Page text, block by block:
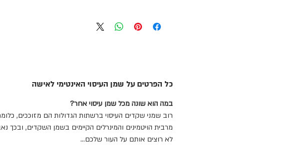
כל הפרטים על שמן העיסוי האינטימי לאישה
במה הוא שונה מכל שמן עיסוי אחר?
רוב שמני שקדים העיסוי ברשתות הגדולות הם מזוככים,
מרבית הויטמינים והמינרלים הקיימים בשמן השקדים, ובכך
לא רוצים אותם על העור שלכם...